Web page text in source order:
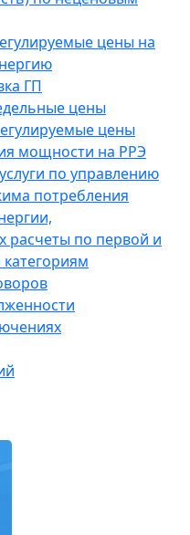
цены на
ГП
цены
цены
мощности на РРЭ
по управлению
потребления
расчеты по первой и